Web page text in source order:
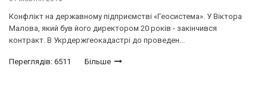
Конфлікт на державному підприємстві «Геосистема». У Віктора
Малова, який був його директором 20 років - закінчився
контракт. В Укрдержгеокадастрі до проведен...
Переглядів: 6511 Більше